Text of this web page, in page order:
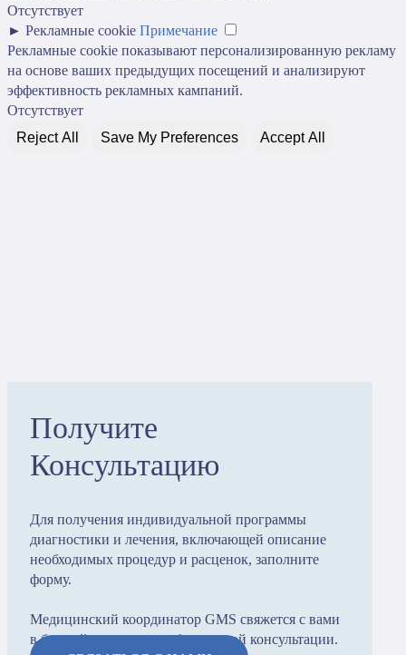
Отсутствует
► Рекламные cookie Примечание
Рекламные cookie показывают персонализированную рекламу
на основе ваших предыдущих посещений и анализируют
эффективность рекламных кампаний.
Отсутствует
Reject All
Save My Preferences Accept All
Получите
Консультацию
Для получения индивидуальной программы
диагностики и лечения, включающей описание
необходимых процедур и расценок, заполните
форму.
Медицинский координатор GMS свяжется с вами
в ближайшие часы для бесплатной консультации.